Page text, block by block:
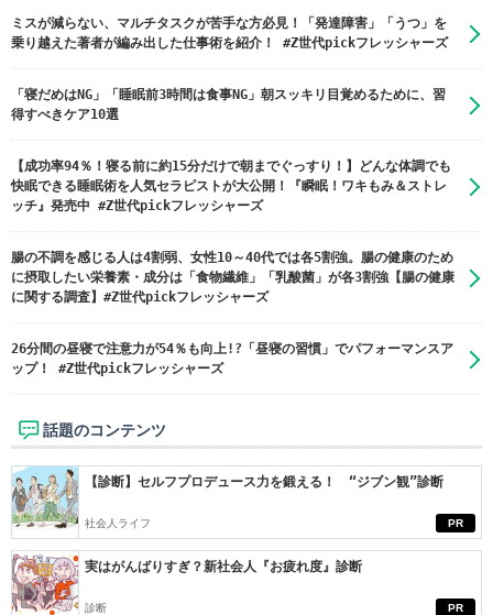
ミスが減らない、マルチタスクが苦手な方必見！「発達障害」「うつ」を
乗り越えた著者が編み出した仕事術を紹介！ #Z世代pickフレッシャーズ
「寝だめはNG」「睡眠前3時間は食事NG」朝スッキリ目覚めるために、習
得すべきケア10選
【成功率94％！寝る前に約15分だけで朝までぐっすり！】どんな体調でも
快眠できる睡眠術を人気セラピストが大公開！『瞬眠！ワキもみ＆ストレ
ッチ』発売中 #Z世代pickフレッシャーズ
腸の不調を感じる人は4割弱、女性10～40代では各5割強。腸の健康のため
に摂取したい栄養素・成分は「食物繊維」「乳酸菌」が各3割強【腸の健康
に関する調査】#Z世代pickフレッシャーズ
26分間の昼寝で注意力が54％も向上!?「昼寝の習慣」でパフォーマンスア
ップ！ #Z世代pickフレッシャーズ
話題のコンテンツ
PR
【診断】セルフプロデュース力を鍛える！ “ジブン観”診断
社会人ライフ
PR
実はがんばりすぎ？新社会人『お疲れ度』診断
診断